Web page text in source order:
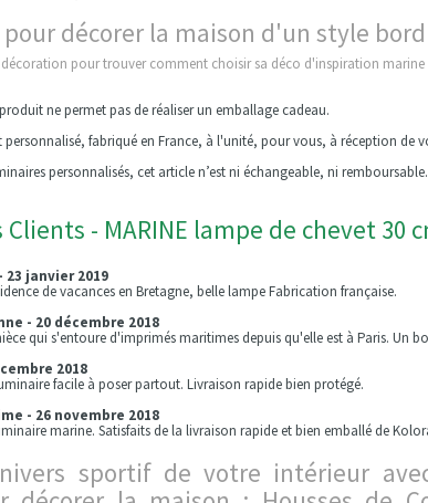
décorer la maison d'un style bord
décoration pour trouvercomment choisir sa déco d'inspiration
ne permet pas de réaliser un emballage cadeau.
fabriqué en France, à l'unité, pour vous, à réception de
personnalisés, cet article n’est ni échangeable, ni remboursable.
- MARINE lampe de chevet 30
23 janvier 2019
de vacances en Bretagne, belle lampe Fabrication française.
- 20 décembre 2018
qui s'entoure d'imprimés maritimes depuis qu'elle est à Paris. Un
2018
facile à poser partout. Livraison rapide bien protégé.
- 26 novembre 2018
marine. Satisfaits de la livraison rapide et bien emballé de
sportif de votre intérieur